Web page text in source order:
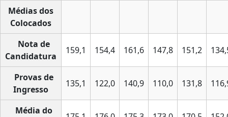
Médias dos
Colocados
Nota de
Candidatura
159,1 154,4 161,6 147,8 151,2
Provas de
Ingresso
135,1 122,0 140,9 110,0 131,8
Média do